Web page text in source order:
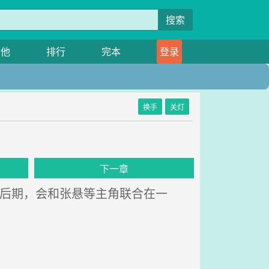
搜索
排行 完本 登录
换手 关灯
下一章
期，会和张悬等主角联合在一